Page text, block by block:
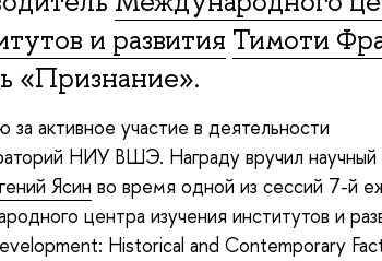
и развития Тимоти
«Признание».
активное участие в деятельности
НИУ ВШЭ. Награду вручил научный
Ясин во время одной из сессий 7-й
центра изучения институтов и
Historical and Contemporary